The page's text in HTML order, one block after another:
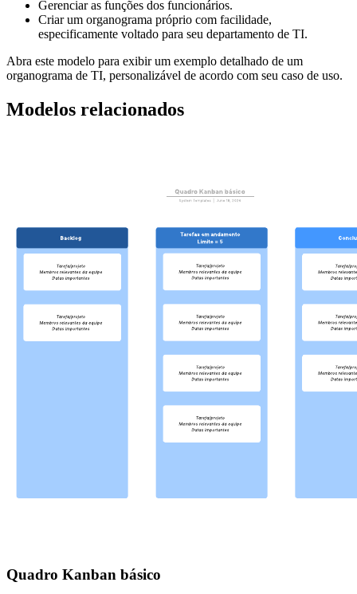
Gerenciar as funções dos funcionários.
Criar um organograma próprio com facilidade,
especificamente voltado para seu departamento de TI.
Abra este modelo para exibir um exemplo detalhado de um
organograma de TI, personalizável de acordo com seu caso de uso.
Modelos relacionados
Quadro Kanban básico